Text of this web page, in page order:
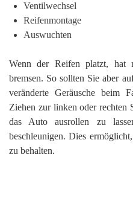
Ventilwechsel
Reifenmontage
Auswuchten
Wenn der Reifen platzt, hat
bremsen. So sollten Sie aber
veränderte Geräusche beim
Ziehen zur linken oder rechten
das Auto ausrollen zu
beschleunigen. Dies
zu behalten.